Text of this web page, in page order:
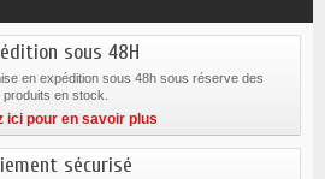
sous 48H
en expédition sous 48h sous réserve des
produits en stock.
ici pour en savoir plus
sécurisé